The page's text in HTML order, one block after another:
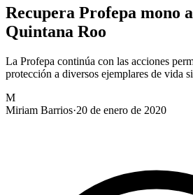
Recupera Profepa mono
Quintana Roo
La Profepa continúa con las acciones
protección a diversos ejemplares de vida
M
Miriam Barrios·20 de enero de 2020